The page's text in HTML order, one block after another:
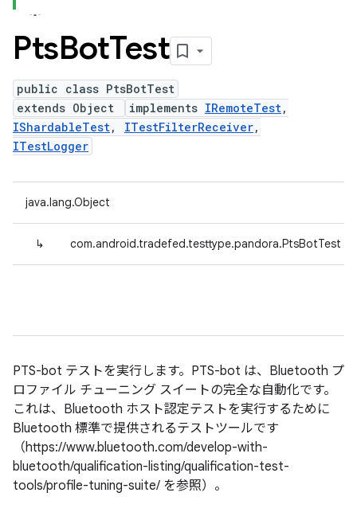
PtsBotTest
public class PtsBotTest
extends Object
implements IRemoteTest,
IShardableTest, ITestFilterReceiver,
ITestLogger
java.lang.Object
↳ com.android.tradefed.testtype.pandora.PtsBotTest
PTS-bot テストを実行します。PTS-bot は、Bluetooth プ
ロファイル チューニング スイートの完全な自動化です。
これは、Bluetooth ホスト認定テストを実行するために
Bluetooth 標準で提供されるテストツールです
（https://www.bluetooth.com/develop-with-
bluetooth/qualification-listing/qualification-test-
tools/profile-tuning-suite/ を参照）。